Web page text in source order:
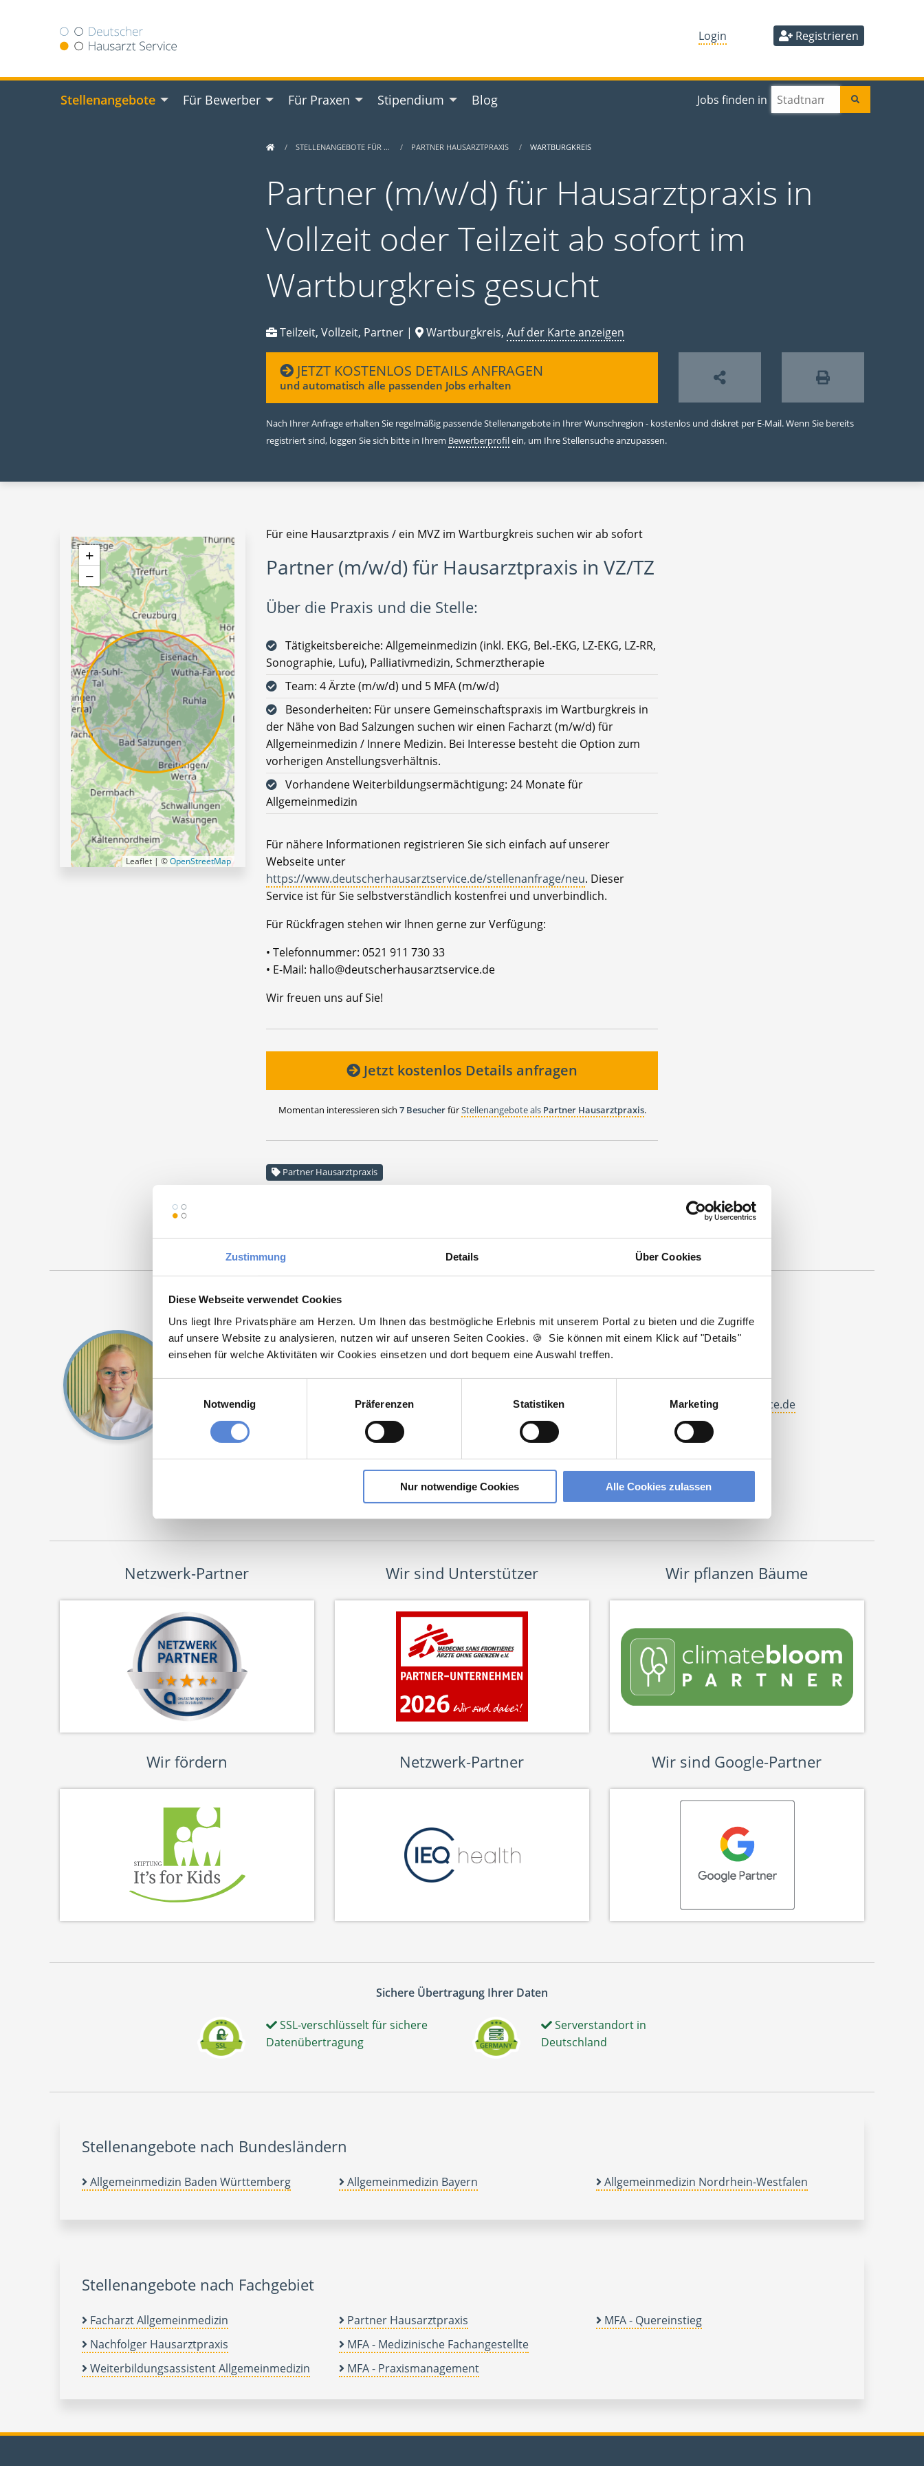
Zustimmung Details Über Cookies
Diese Webseite verwendet Cookies
Uns liegt Ihre Privatsphäre am Herzen. Um Ihnen das bestmögliche Erlebnis mit unserem Portal zu bieten und die Zugriffe
auf unsere Website zu analysieren, nutzen wir auf unseren Seiten Cookies. 🍪 Sie können mit einem Klick auf "Details"
einsehen für welche Aktivitäten wir Cookies einsetzen und dort bequem eine Auswahl treffen.
Notwendig
Präferenzen Statistiken Marketing
Nur notwendige Cookies Alle Cookies zulassen
Login Registrieren
Stellenangebote Für Bewerber Für Praxen Stipendium Blog Jobs finden in
STELLENANGEBOTE FÜR … PARTNER HAUSARZTPRAXIS WARTBURGKREIS
Partner (m/w/d) für Hausarztpraxis in
Vollzeit oder Teilzeit ab sofort im
Wartburgkreis gesucht
Teilzeit, Vollzeit, Partner | Wartburgkreis, Auf der Karte anzeigen
JETZT KOSTENLOS DETAILS ANFRAGEN
und automatisch alle passenden Jobs erhalten
Nach Ihrer Anfrage erhalten Sie regelmäßig passende Stellenangebote in Ihrer Wunschregion - kostenlos und diskret per E-Mail. Wenn Sie bereits
registriert sind, loggen Sie sich bitte in Ihrem Bewerberprofilein, um Ihre Stellensuche anzupassen.
Für eine Hausarztpraxis / ein MVZ im Wartburgkreis suchen wir ab sofort
Partner (m/w/d) für Hausarztpraxis in VZ/TZ
Über die Praxis und die Stelle:
Tätigkeitsbereiche: Allgemeinmedizin (inkl. EKG, Bel.-EKG, LZ-EKG, LZ-RR,
Sonographie, Lufu), Palliativmedizin, Schmerztherapie
Team: 4 Ärzte (m/w/d) und 5 MFA (m/w/d)
Besonderheiten: Für unsere Gemeinschaftspraxis im Wartburgkreis in
der Nähe von Bad Salzungen suchen wir einen Facharzt (m/w/d) für
Allgemeinmedizin / Innere Medizin. Bei Interesse besteht die Option zum
vorherigen Anstellungsverhältnis.
Vorhandene Weiterbildungsermächtigung: 24 Monate für
Allgemeinmedizin
Für nähere Informationen registrieren Sie sich einfach auf unserer
Webseite unter
https://www.deutscherhausarztservice.de/stellenanfrage/neu. Dieser
Service ist für Sie selbstverständlich kostenfrei und unverbindlich.
Für Rückfragen stehen wir Ihnen gerne zur Verfügung:
• Telefonnummer: 0521 911 730 33
• E-Mail: hallo@deutscherhausarztservice.de
Wir freuen uns auf Sie!
Jetzt kostenlos Details anfragen
Momentan interessieren sich 7 BesucherfürStellenangebote als Partner Hausarztpraxis.
Partner Hausarztpraxis
+
−
Leaflet | ©OpenStreetMap
Tanja Bellon
Sie möchten sich beruflich neu orientieren? Ich unterstütze Sie bei der
Bewerbungsprozess bin ich gerne für Sie da!
Jetzt zur kostenlosen Stellenanfrage
Kontakt
hallo@deutscherhausarztservice.de
Deutscher Hausarzt Service
Johanneswerkstr. 4
33611 Bielefeld
Netzwerk-Partner Wir sind Unterstützer Wir pflanzen Bäume
Wir fördern Netzwerk-Partner Wir sind Google-Partner
Sichere Übertragung Ihrer Daten
SSL-verschlüsselt für sichere
Datenübertragung
Serverstandort in
Deutschland
Stellenangebote nach Bundesländern
Allgemeinmedizin Baden Württemberg Allgemeinmedizin Bayern Allgemeinmedizin Nordrhein-Westfalen
Stellenangebote nach Fachgebiet
Facharzt Allgemeinmedizin
Nachfolger Hausarztpraxis
Weiterbildungsassistent Allgemeinmedizin
Partner Hausarztpraxis
MFA - Medizinische Fachangestellte
MFA - Praxismanagement
MFA - Quereinstieg